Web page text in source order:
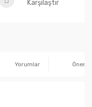
Karşılaştır
Yorumlar